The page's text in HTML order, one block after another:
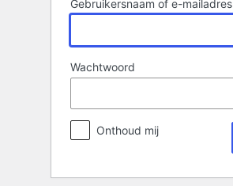
Gebruikersnaam of e-mailadres
Wachtwoord
Onthoud mij